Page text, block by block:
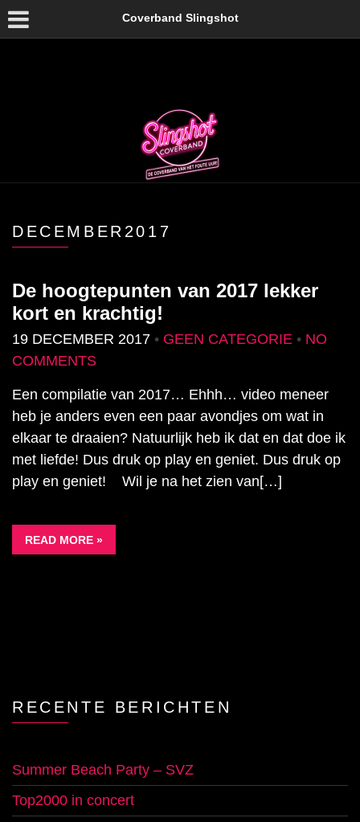
Coverband Slingshot
DECEMBER2017
De hoogtepunten van 2017 lekker
kort en krachtig!
19 DECEMBER 2017 • GEEN CATEGORIE • NO
COMMENTS
Een compilatie van 2017… Ehhh… video meneer
heb je anders even een paar avondjes om wat in
elkaar te draaien? Natuurlijk heb ik dat en dat doe ik
met liefde! Dus druk op play en geniet. Dus druk op
play en geniet! Wil je na het zien van[…]
READ MORE »
RECENTE BERICHTEN
Summer Beach Party – SVZ
Top2000 in concert